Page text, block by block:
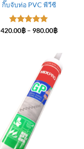
กิ๊บจับท่อ PVC พีวีซี
ให้คะแนน
420.00฿ – 980.00฿Price
980.00฿